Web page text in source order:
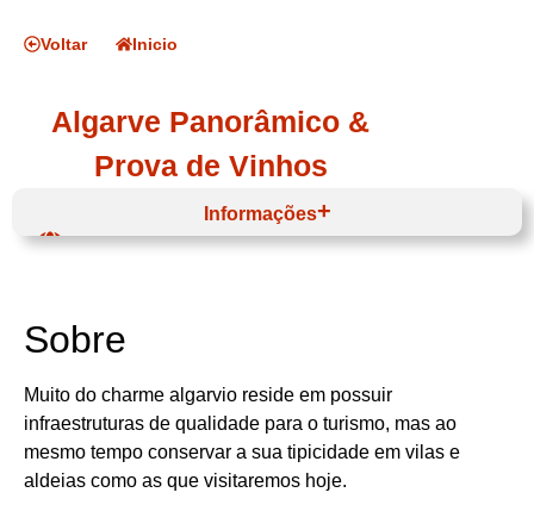
Voltar Inicio
Algarve Panorâmico &
Prova de Vinhos
Sobre
Muito do charme algarvio reside em possuir
infraestruturas de qualidade para o turismo, mas ao
mesmo tempo conservar a sua tipicidade em vilas e
aldeias como as que visitaremos hoje.
Informações
Website
Lagoa